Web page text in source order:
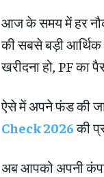
आज के समय में हर
की सबसे बड़ी आर्थिक
खरीदना हो, PF का
ऐसे में अपने फंड की
Check 2026की
अब आपको अपनी